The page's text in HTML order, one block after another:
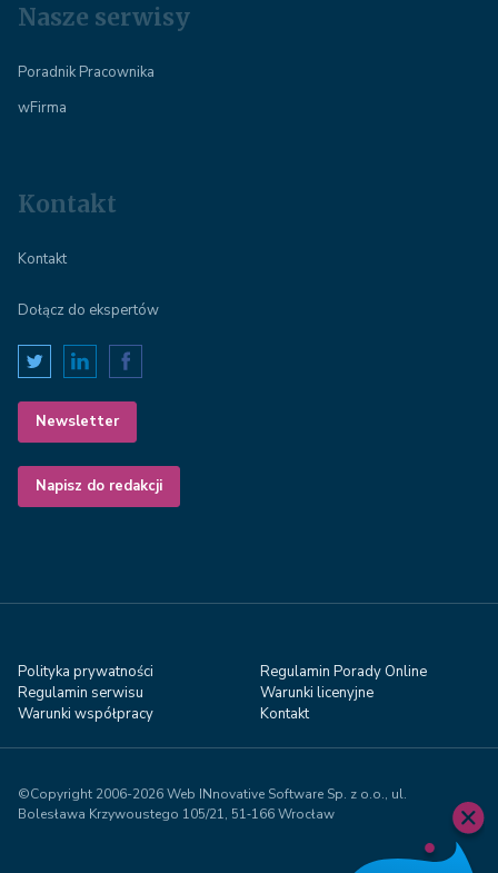
Nasze serwisy
Poradnik Pracownika
wFirma
Kontakt
Kontakt
Dołącz do ekspertów
Newsletter
Napisz do redakcji
Polityka prywatności
Regulamin Porady Online
Regulamin serwisu
Warunki licenyjne
Warunki współpracy
Kontakt
©Copyright 2006-2026 Web INnovative Software Sp. z o.o., ul.
Bolesława Krzywoustego 105/21, 51‑166 Wrocław